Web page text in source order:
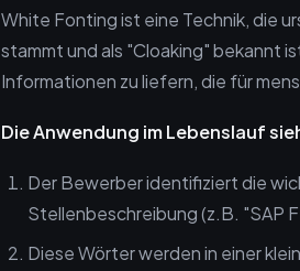
White Fonting ist eine Technik, die
stammt und als "Cloaking" bekannt
Informationen zu liefern, die für
Die Anwendung im Lebenslauf
Der Bewerber identifiziert die
Stellenbeschreibung (z.B. "SAP
Diese Wörter werden in einer